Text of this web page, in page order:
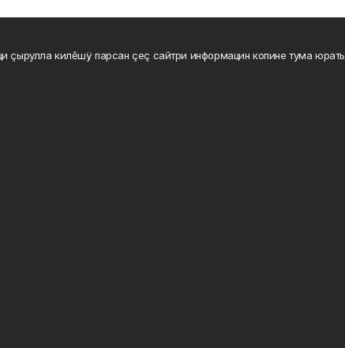
çырулла килĕшÿ парсан çеç сайтри информацин копине тума юрать